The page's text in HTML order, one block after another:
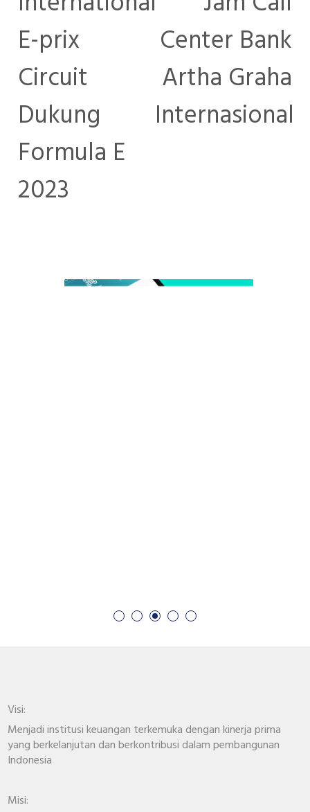
E-prix
Circuit
Dukung
Formula E
2023
Center Bank
Artha Graha
Internasional
Visi:
Menjadi institusi keuangan terkemuka dengan kinerja prima
yang berkelanjutan dan berkontribusi dalam pembangunan
Indonesia
Misi: